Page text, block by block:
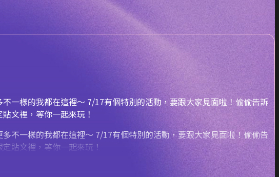
一樣的我都在這裡～ 7/17有個特別的活動，要跟大家見面啦！偷偷告訴
文裡，等你一起來玩！